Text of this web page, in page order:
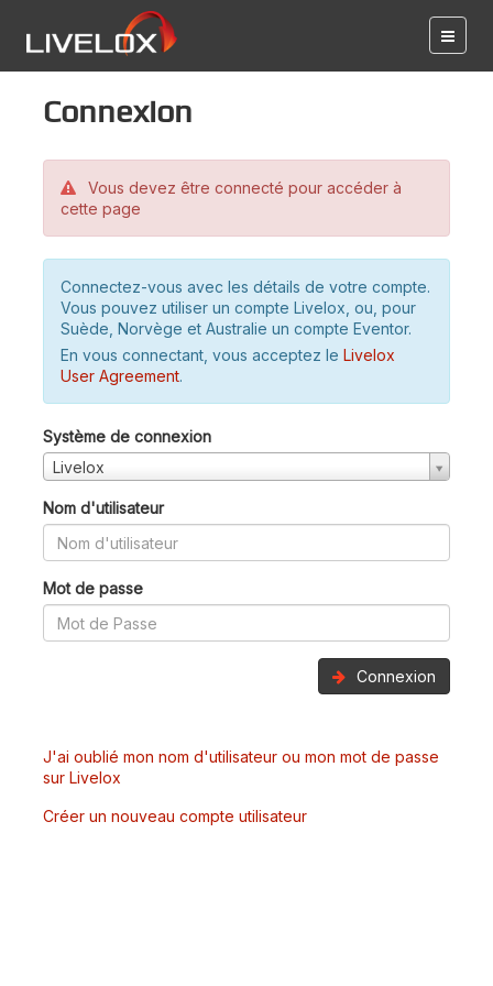
Connexion
Vous devez être connecté pour accéder à
cette page
Connectez-vous avec les détails de votre compte.
Vous pouvez utiliser un compte Livelox, ou, pour
Suède, Norvège et Australie un compte Eventor.
En vous connectant, vous acceptez le Livelox
User Agreement.
Système de connexion
Livelox
Nom d'utilisateur
Mot de passe
Connexion
J'ai oublié mon nom d'utilisateur ou mon mot de passe
sur Livelox
Créer un nouveau compte utilisateur